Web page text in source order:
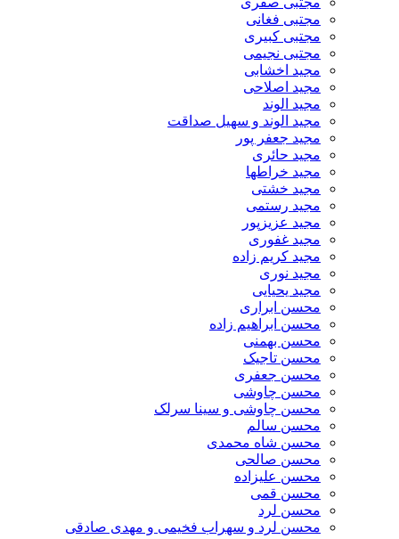
مجتبی فغانی
مجتبی کبیری
مجتبی نجیمی
مجید اخشابی
مجید اصلاحی
مجید الوند‎
مجید الوند و سهیل صداقت
مجید جعفر پور
مجید حائری
مجید خراطها
مجید خشتی
مجید رستمی
مجید عزیزپور
مجید غفوری
مجید کریم زاده
مجید نوری
مجید یحیایی
محسن ابراری
محسن ابراهیم زاده
محسن بهمنی
محسن تاجیک
محسن جعفری
محسن چاوشی
محسن چاوشی و سینا سرلک
محسن سالم
محسن شاه محمدی
محسن صالحی
محسن علیزاده
محسن قمی
محسن لرد
محسن لرد و سهراب فخیمی و مهدی صادقی